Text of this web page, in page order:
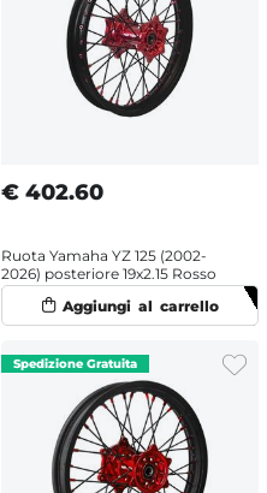
€ 402.60
Ruota Yamaha YZ 125 (2002-
2026) posteriore 19x2.15 Rosso